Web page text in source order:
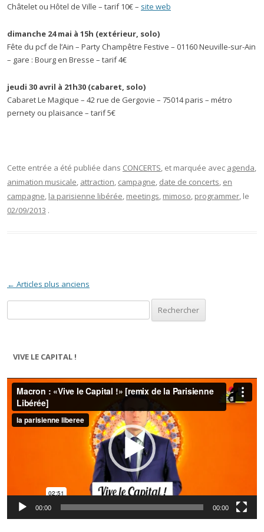
Châtelet ou Hôtel de Ville – tarif 10€ – site web
dimanche 24 mai à 15h (extérieur, solo)
Fête du pcf de l’Ain – Party Champêtre Festive – 01160 Neuville-sur-Ain
– gare : Bourg en Bresse – tarif 4€
jeudi 30 avril à 21h30 (cabaret, solo)
Cabaret Le Magique – 42 rue de Gergovie – 75014 paris – métro
pernety ou plaisance – tarif 5€
Cette entrée a été publiée dans CONCERTS, et marquée avec agenda,
animation musicale, attraction, campagne, date de concerts, en
campagne, la parisienne libérée, meetings, mimoso, programmer, le
02/09/2013 .
Navigation des articles
← Articles plus anciens
VIVE LE CAPITAL !
Lecteur
vidéo
00:00 00:00